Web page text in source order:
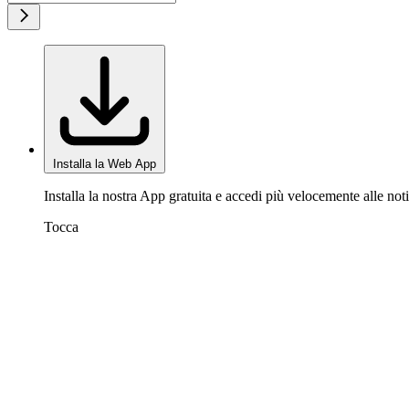
Installa la Web App
Installa la nostra App gratuita e accedi più velocemente alle
Tocca